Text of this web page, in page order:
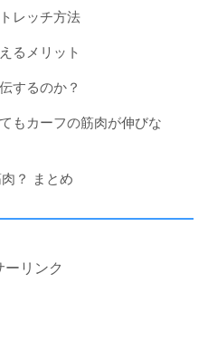
レッチ方法
るメリット
するのか？
もカーフの筋肉が伸びな
？ まとめ
ーリンク